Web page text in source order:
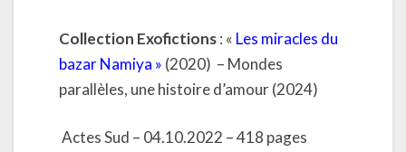
Collection Exofictions: « Les miracles du
bazar Namiya » (2020) – Mondes
parallèles, une histoire d’amour (2024)
Actes Sud – 04.10.2022 – 418 pages